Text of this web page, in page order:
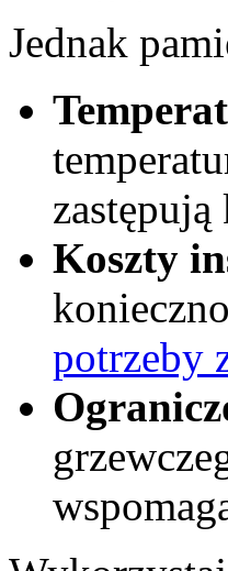
Jednak
Koszty
potrzeby